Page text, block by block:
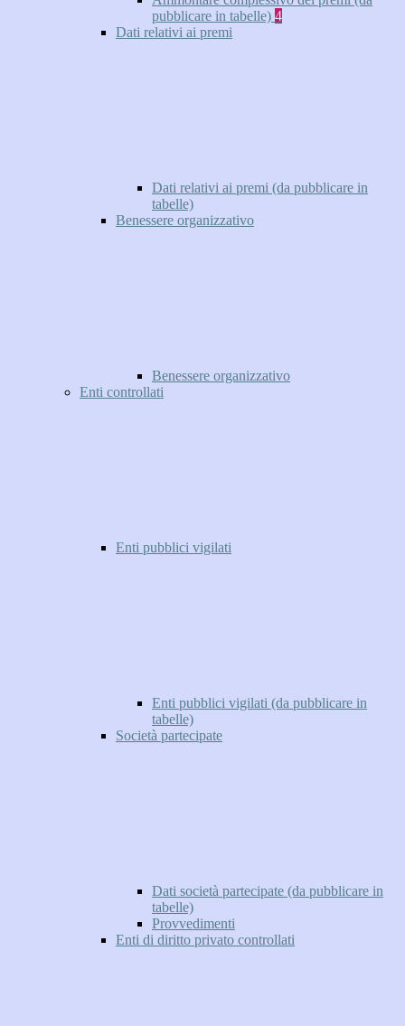
pubblicare in tabelle) 4
Dati relativi ai premi
Dati relativi ai premi (da pubblicare in
tabelle)
Benessere organizzativo
Benessere organizzativo
Enti controllati
Enti pubblici vigilati
Enti pubblici vigilati (da pubblicare in
tabelle)
Società partecipate
Dati società partecipate (da pubblicare in
tabelle)
Provvedimenti
Enti di diritto privato controllati